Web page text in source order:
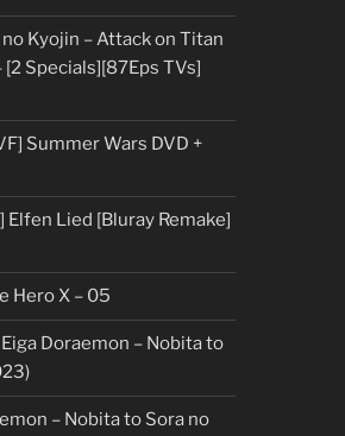
Kyojin – Attack on Titan
[2 Specials][87Eps TVs]
Summer Wars DVD +
Elfen Lied [Bluray Remake]
Hero X – 05
Eiga Doraemon – Nobita to
– Nobita to Sora no